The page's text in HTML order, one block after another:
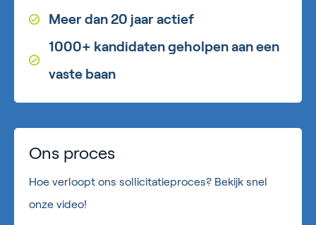
Meer dan 20 jaar actief
1000+ kandidaten geholpen aan een
vaste baan
Ons proces
Hoe verloopt ons sollicitatieproces? Bekijk snel
onze video!